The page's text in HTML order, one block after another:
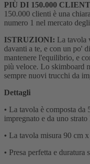
PIÙ DI 150.000
150.000 clienti è una
numero 1 nel mercato
ISTRUZIONI: La tavola
davanti a te, e con un po'
mantenere l'equilibrio, e
più veloce. Lo skimboard
sempre nuovi trucchi da
Dettagli
• La tavola è composta da
impregnato e da uno
• La tavola misura 90 cm
• Presa perfetta e duratura